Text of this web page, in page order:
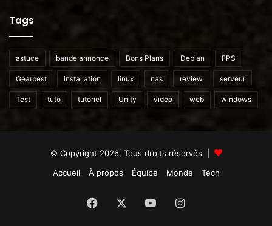
Tags
astuce bande annonce Bons Plans Debian FPS
Gearbest installation linux nas review serveur
Test tuto tutoriel Unity video web windows
© Copyright 2026, Tous droits réservés |
Accueil
À propos Équipe Monde Tech
Facebook YouTubeInstagram